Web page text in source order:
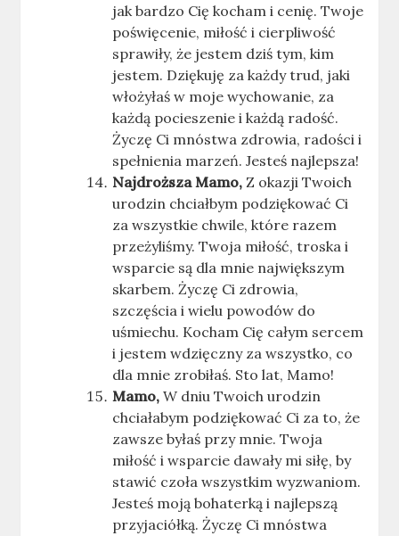
jak bardzo Cię kocham i cenię. Twoje
poświęcenie, miłość i cierpliwość
sprawiły, że jestem dziś tym, kim
jestem. Dziękuję za każdy trud, jaki
włożyłaś w moje wychowanie, za
każdą pocieszenie i każdą radość.
Życzę Ci mnóstwa zdrowia, radości i
spełnienia marzeń. Jesteś najlepsza!
Najdroższa Mamo, Z okazji Twoich
urodzin chciałbym podziękować Ci
za wszystkie chwile, które razem
przeżyliśmy. Twoja miłość, troska i
wsparcie są dla mnie największym
skarbem. Życzę Ci zdrowia,
szczęścia i wielu powodów do
uśmiechu. Kocham Cię całym sercem
i jestem wdzięczny za wszystko, co
dla mnie zrobiłaś. Sto lat, Mamo!
Mamo, W dniu Twoich urodzin
chciałabym podziękować Ci za to, że
zawsze byłaś przy mnie. Twoja
miłość i wsparcie dawały mi siłę, by
stawić czoła wszystkim wyzwaniom.
Jesteś moją bohaterką i najlepszą
przyjaciółką. Życzę Ci mnóstwa